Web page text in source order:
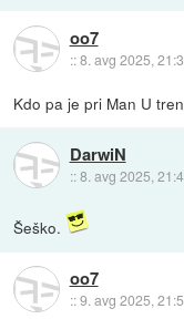
oo7
::8. avg 2025,
Kdo pa je pri Man U
DarwiN
::8. avg 2025,
Šeško.
oo7
::9. avg 2025,